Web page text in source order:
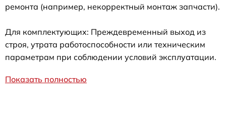
ремонта (например, некорректный монтаж запчасти).
Для комплектующих: Преждевременный выход из
строя, утрата работоспособности или техническим
параметрам при соблюдении условий эксплуатации.
Показать полностью